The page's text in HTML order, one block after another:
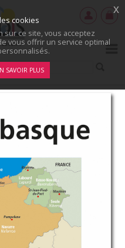
cookies
sur ce site, vous acceptez
vous offrir un service optimal
SAVOIR PLUS
x